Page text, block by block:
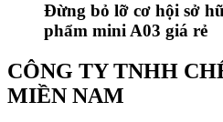
Đừng bỏ lỡ cơ hội sở
phẩm mini A03 giá rẻ
CÔNG TY TNHH
MIỀN NAM